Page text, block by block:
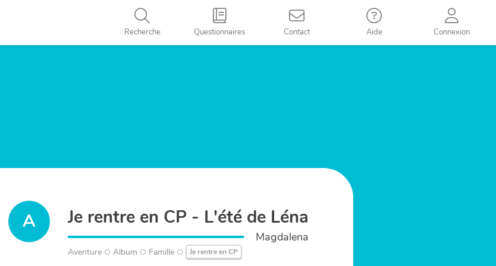
Recherche Questionnaires Contact Aide Connexion
A Je rentre en CP - L'été de Léna
Magdalena
Aventure Album Famille Je rentre en CP